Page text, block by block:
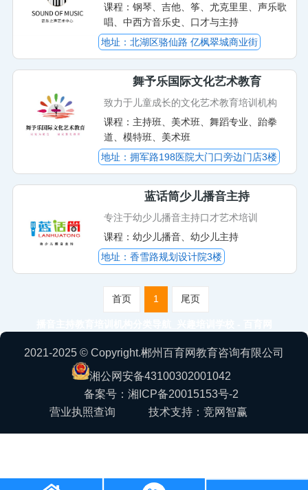
课程：钢琴、吉他、筝、尤克里里、声乐歌
唱、中西方音乐史、口才与主持
地址：北湖区骆仙路 亿枫翠城商业街
舞予乐国际文化艺术教育
致力于儿童成长的文化艺术教育培训机构
课程：主持班、美术班、舞蹈专业、跆拳
道、模特班、美术班
地址：拥军路198医院大门口旁边门店3楼
蓝话筒少儿播音主持
专注于幼少儿播音主持口才艺术培训
课程：幼少儿播音、幼少儿主持
地址：香雪路规划设计院3楼
首页 1 尾页
2021-2025 © Copyright.郴州百育网教育咨询有限公司
湘公网安备43100302001042
备案号：湘ICP备20015153号-2
营业执照查询 技术支持：竞网智赢